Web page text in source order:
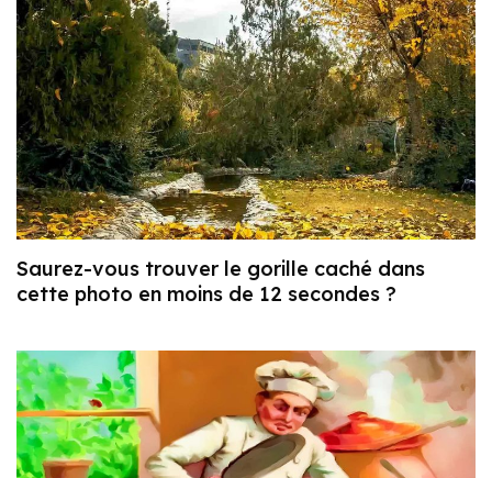
Saurez-vous trouver le gorille caché dans
cette photo en moins de 12 secondes ?